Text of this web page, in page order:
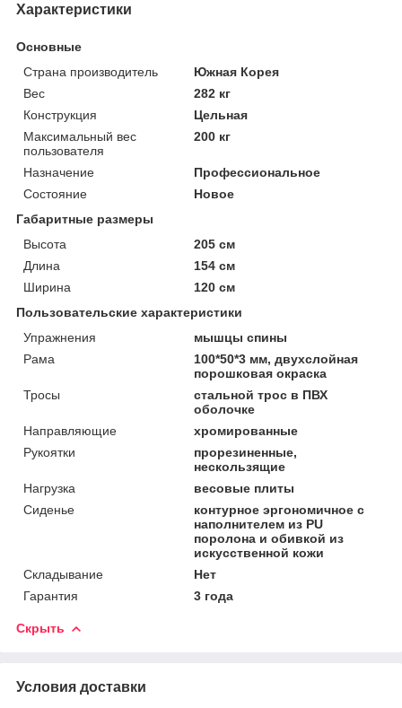
Характеристики
Основные
Страна производитель
Южная Корея
Вес
282 кг
Конструкция
Цельная
Максимальный вес
пользователя
200 кг
Назначение
Профессиональное
Состояние
Новое
Габаритные размеры
Высота
205 см
Длина
154 см
Ширина
120 см
Пользовательские характеристики
Упражнения
мышцы спины
Рама
100*50*3 мм, двухслойная
порошковая окраска
Тросы
стальной трос в ПВХ
оболочке
Направляющие
хромированные
Рукоятки
прорезиненные,
нескользящие
Нагрузка
весовые плиты
Сиденье
контурное эргономичное с
наполнителем из PU
поролона и обивкой из
искусственной кожи
Складывание
Нет
Гарантия
3 года
Скрыть
Условия доставки